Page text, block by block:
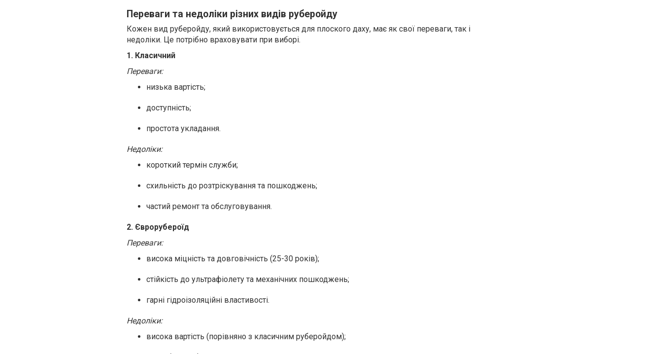
Переваги та недоліки різних видів руберойду
Кожен вид руберойду, який використовується для плоского даху, має як свої переваги, так і
недоліки. Це потрібно враховувати при виборі.
1. Класичний
Переваги:
низька вартість;
доступність;
простота укладання.
Недоліки:
короткий термін служби;
схильність до розтріскування та пошкоджень;
частий ремонт та обслуговування.
2. Єврорубероїд
Переваги:
висока міцність та довговічність (25-30 років);
стійкість до ультрафіолету та механічних пошкоджень;
гарні гідроізоляційні властивості.
Недоліки:
висока вартість (порівняно з класичним руберойдом);